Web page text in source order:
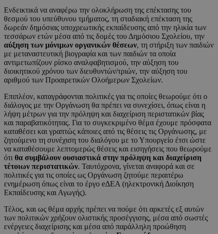
Ενδεικτικά να αναφέρω την ολοκλήρωση της επέκτασης του
θεσμού του υπεύθυνου τμήματος, τη σταδιακή επέκταση της
δωρεάν δημόσιας υποχρεωτικής εκπαίδευσης από την ηλικία των
τεσσάρων ετών μέσα από τις δομές του Δημόσιου Σχολείου, την
αύξηση των μόνιμων οργανικών θέσεων, τη στήριξη των παιδιών
με μεταναστευτική βιογραφία και των παιδιών τα οποία
αντιμετωπίζουν ρίσκο αναλφαβητισμού, την αύξηση του
διοικητικού χρόνου των διευθυντών/τριών, την αύξηση του
αριθμού των Προαιρετικών Ολοήμερων Σχολείων.
Επιπλέον, καταγράφονται πολιτικές για τις οποίες θεωρούμε ότι ο
διάλογος με την Οργάνωση θα πρέπει να συνεχίσει, όπως είναι η
λήψη μέτρων για την πρόληψη και διαχείριση περιστατικών βίας
και παραβατικότητας. Για το συγκεκριμένο θέμα έχουμε πρόσφατα
καταθέσει και γραπτώς κάποιες από τις θέσεις τις Οργάνωσης, με
ζητούμενο τη συνέχιση του διαλόγου με το Υπουργείο έτσι ώστε
να καταθέσουμε λεπτομερώς θέσεις και εισηγήσεις που θεωρούμε
ότι θα συμβάλουν ουσιαστικά στην πρόληψη και διαχείριση
τέτοιων περιστατικών. Ταυτόχρονα, γίνεται αναφορά και σε
πολιτικές για τις οποίες ως Οργάνωση ζητούμε περαιτέρω
ενημέρωση όπως είναι το έργο eΔΕΑ (ηλεκτρονική Διοίκηση
Εκπαίδευσης και Αγωγής).
Τέλος, και ως θέμα αρχής πρέπει να πούμε ότι αρκετές εξ αυτών
των πολιτικών χρήζουν ολιστικής προσέγγισης, μέσα από σωστές
ενέργειες διαχείρισης και μέσα από παράλληλη προώθηση